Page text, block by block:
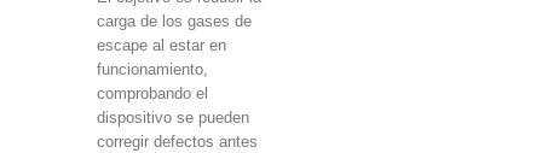
carga de los gases de
escape al estar en
funcionamiento,
comprobando el
dispositivo se pueden
corregir defectos antes